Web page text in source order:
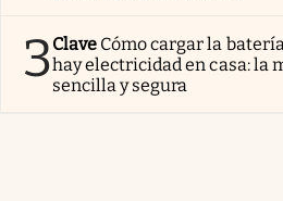
3Clave Cómo cargar la
hay electricidad en casa: la
sencilla y segura